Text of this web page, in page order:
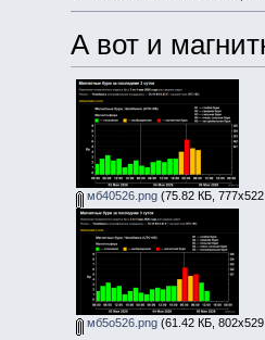
А вот и
мб40526.png(75.82 КБ,
мб5о526.png(61.42 КБ,